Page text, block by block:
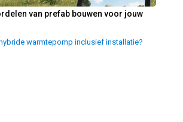
van prefab bouwen voor jouw